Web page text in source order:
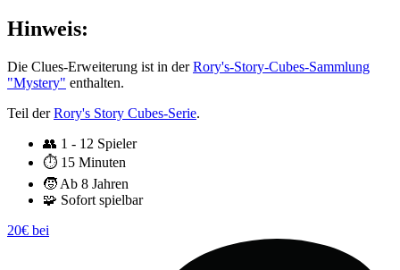
Hinweis:
Die Clues-Erweiterung ist in derRory's-Story-Cubes-Sammlung
"Mystery" enthalten.
Teil derRory's Story Cubes-Serie.
👥 1 - 12 Spieler
⏱️ 15 Minuten
🧒 Ab 8 Jahren
🧩 Sofort spielbar
20€ bei